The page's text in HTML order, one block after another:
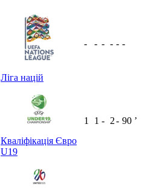
Ліга націй
- - - - - -
Кваліфікація Євро
U19
1 1 - 2- 90 ʼ